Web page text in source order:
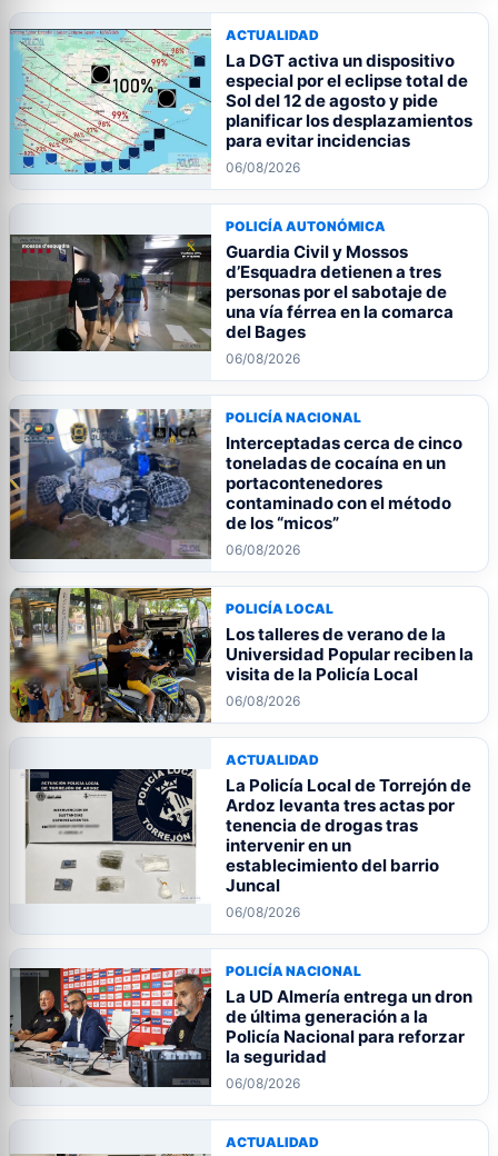
ACTUALIDAD
La DGT activa un dispositivo
especial por el eclipse total de
Sol del 12 de agosto y pide
planificar los desplazamientos
para evitar incidencias
06/08/2026
POLICÍA AUTONÓMICA
Guardia Civil y Mossos
d’Esquadra detienen a tres
personas por el sabotaje de
una vía férrea en la comarca
del Bages
06/08/2026
POLICÍA NACIONAL
Interceptadas cerca de cinco
toneladas de cocaína en un
portacontenedores
contaminado con el método
de los “micos”
06/08/2026
POLICÍA LOCAL
Los talleres de verano de la
Universidad Popular reciben la
visita de la Policía Local
06/08/2026
ACTUALIDAD
La Policía Local de Torrejón de
Ardoz levanta tres actas por
tenencia de drogas tras
intervenir en un
establecimiento del barrio
Juncal
06/08/2026
POLICÍA NACIONAL
La UD Almería entrega un dron
de última generación a la
Policía Nacional para reforzar
la seguridad
06/08/2026
ACTUALIDAD